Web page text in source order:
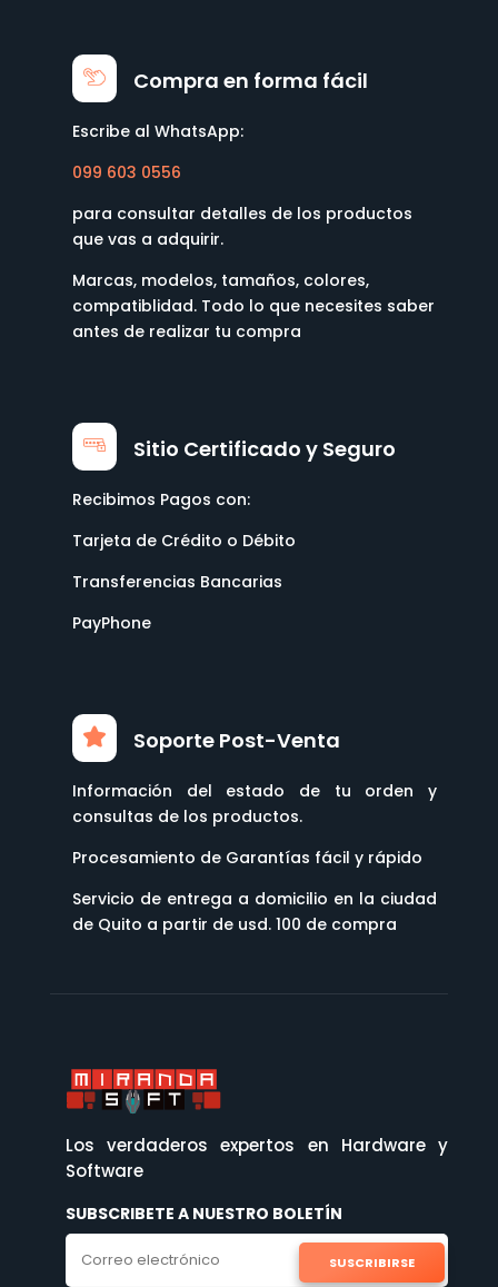
Compra en forma fácil
Escribe al WhatsApp:
099 603 0556
para consultar detalles de los productos
que vas a adquirir.
Marcas, modelos, tamaños, colores,
compatiblidad. Todo lo que necesites saber
antes de realizar tu compra
Sitio Certificado y Seguro
Recibimos Pagos con:
Tarjeta de Crédito o Débito
Transferencias Bancarias
PayPhone
Soporte Post-Venta
Información del estado de tu orden y
consultas de los productos.
Procesamiento de Garantías fácil y rápido
Servicio de entrega a domicilio en la ciudad
de Quito a partir de usd. 100 de compra
Los verdaderos expertos en Hardware y
Software
SUBSCRIBETE A NUESTRO BOLETÍN
SUSCRIBIRSE